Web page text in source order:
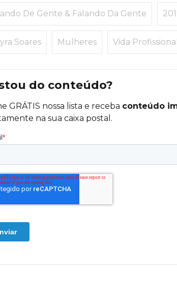
De Gente & Falando Da Gente
Soares Mulheres Vida Profissional
do conteúdo?
GRÁTIS nossa lista e receba conteúdo
na sua caixa postal.